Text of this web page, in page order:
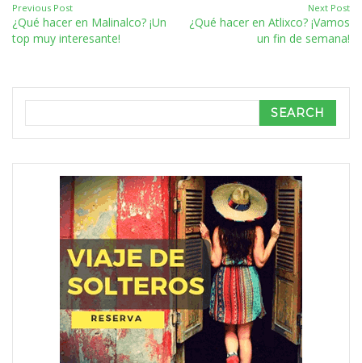
Previous Post
¿Qué hacer en Malinalco? ¡Un
top muy interesante!
Next Post
¿Qué hacer en Atlixco? ¡Vamos
un fin de semana!